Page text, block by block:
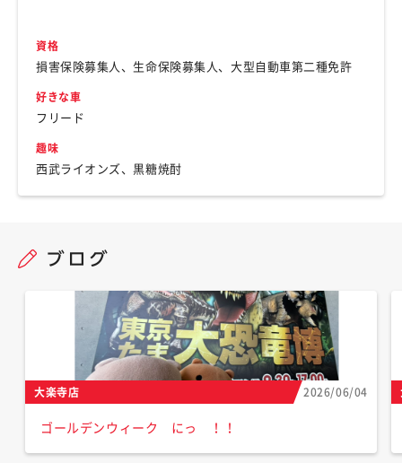
資格
損害保険募集人、生命保険募集人、大型自動車第二種免許
好きな車
フリード
趣味
西武ライオンズ、黒糖焼酎
大楽寺店 2026/06/04
ゴールデンウィーク にっ ！！